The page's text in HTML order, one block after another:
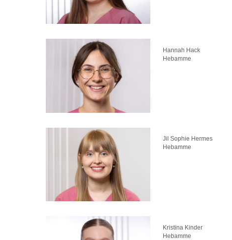
Hannah Hack
Hebamme
Jil Sophie Hermes
Hebamme
Kristina Kinder
Hebamme